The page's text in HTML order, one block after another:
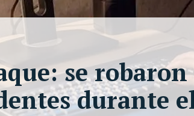
se robaron
durante